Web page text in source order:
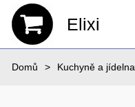
Elixi
Domů Kuchyně a jídelna